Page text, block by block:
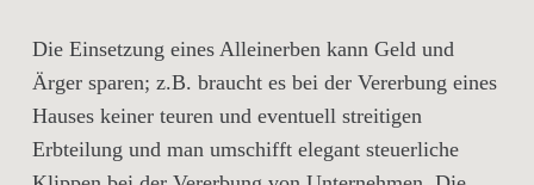
Die Einsetzung eines Alleinerben kann Geld und
Ärger sparen; z.B. braucht es bei der Vererbung eines
Hauses keiner teuren und eventuell streitigen
Erbteilung und man umschifft elegant steuerliche